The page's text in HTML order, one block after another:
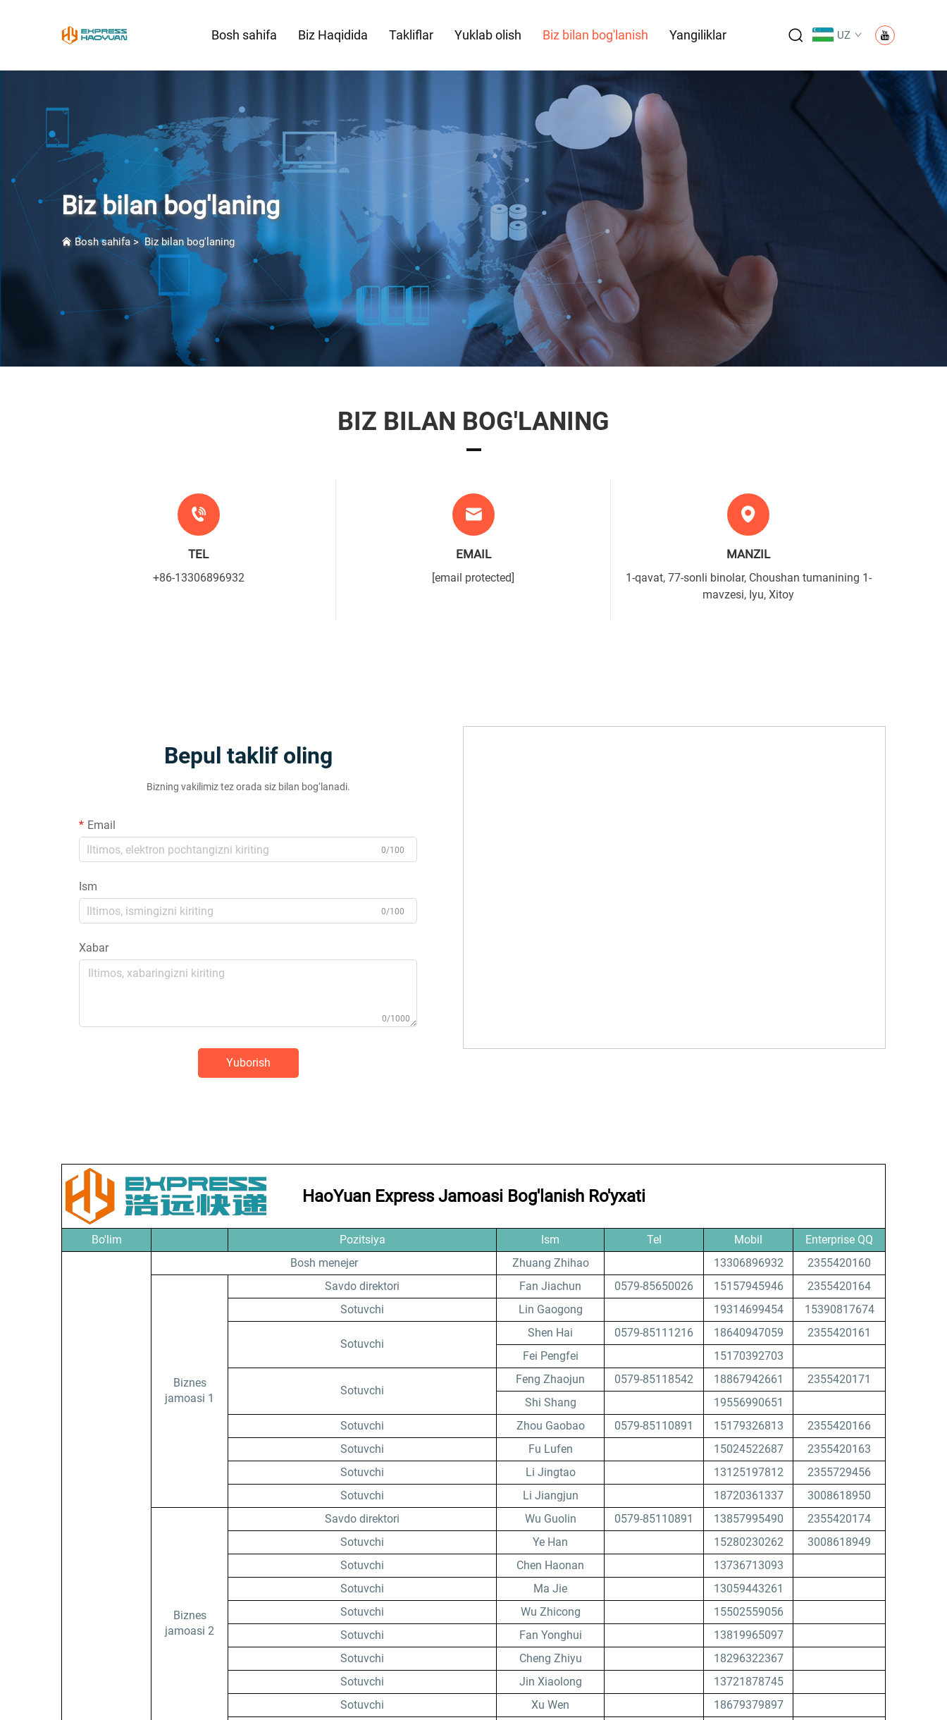
Bosh sahifa Biz Haqidida Takliflar Yuklab olish Biz bilan bog'lanish Yangiliklar UZ
Biz bilan bog'laning
Bosh sahifa >Biz bilan bog'laning
BIZ BILAN BOG'LANING
TEL
+86-13306896932
EMAIL
[email protected]
MANZIL
1-qavat, 77-sonli binolar, Choushan tumanining 1-
mavzesi, Iyu, Xitoy
Bepul taklif oling
Bizning vakilimiz tez orada siz bilan bog‘lanadi.
Email
0/100
Ism
0/100
Xabar
0/1000
Yuborish
HaoYuan Express Jamoasi Bog'lanish Ro'yxati
Bo'lim Pozitsiya Ism Tel Mobil Enterprise QQ
Bosh menejer Zhuang Zhihao 13306896932 2355420160
Biznes
jamoasi 1
Savdo direktori Fan Jiachun 0579-85650026 15157945946
2355420164
Sotuvchi
Lin Gaogong 19314699454 15390817674
Sotuvchi
Shen Hai 0579-85111216 18640947059
2355420161
Fei Pengfei
15170392703
Sotuvchi
Feng Zhaojun 0579-85118542 18867942661
2355420171
Shi Shang
19556990651
Sotuvchi
Zhou Gaobao 0579-85110891 15179326813
2355420166
Sotuvchi
Fu Lufen 15024522687
2355420163
Sotuvchi
Li Jingtao 13125197812
2355729456
Sotuvchi
Li Jiangjun 18720361337 3008618950
Biznes
jamoasi 2
Savdo direktori Wu Guolin 0579-85110891 13857995490
2355420174
Sotuvchi
Ye Han 15280230262
3008618949
Sotuvchi
Chen Haonan
13736713093
Sotuvchi
Ma Jie
13059443261
Sotuvchi
Wu Zhicong
15502559056
Sotuvchi
Fan Yonghui
13819965097
Sotuvchi
Cheng Zhiyu
18296322367
Sotuvchi
Jin Xiaolong
13721878745
Sotuvchi
Xu Wen
18679379897